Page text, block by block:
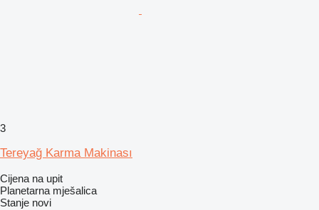
3
Tereyağ Karma Makinası
Cijena na upit
Planetarna mješalica
Stanje novi